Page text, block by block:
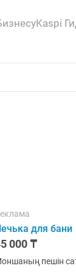
Kaspi
для бани
000 ₸
пешін